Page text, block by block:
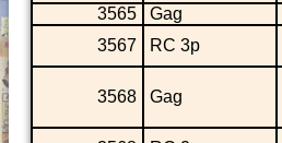
3565 Gag
3567
RC 3p
3568 Gag